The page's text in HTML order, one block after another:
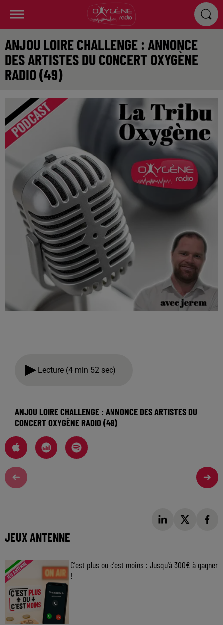
ANJOU LOIRE CHALLENGE : ANNONCE
DES ARTISTES DU CONCERT OXYGÈNE
RADIO (49)
Lecture (4 min 52 sec)
ANJOU LOIRE CHALLENGE : ANNONCE DES ARTISTES DU
CONCERT OXYGÈNE RADIO (49)
JEUX ANTENNE
C'est plus ou c'est moins : Jusqu'à 300€ à gagner
!